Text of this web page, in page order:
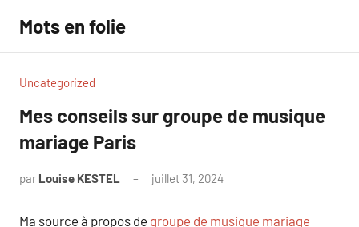
contenu
Mots en folie
Uncategorized
Mes conseils sur groupe de musique
mariage Paris
par Louise KESTEL juillet 31, 2024
Ma source à propos de groupe de musique mariage